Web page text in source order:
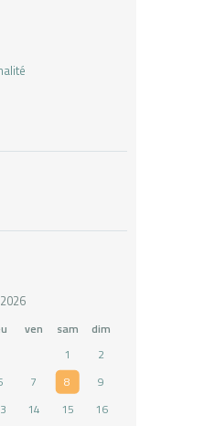
ven sam
dim
1
2
7 8
9
14 15
16